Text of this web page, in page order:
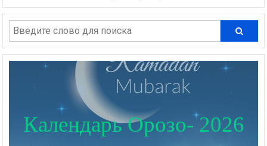
Календарь Орозо- 2026